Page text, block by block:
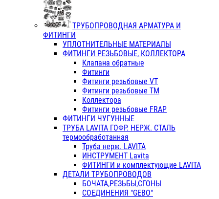
ТРУБОПРОВОДНАЯ АРМАТУРА И
ФИТИНГИ
УПЛОТНИТЕЛЬНЫЕ МАТЕРИАЛЫ
ФИТИНГИ РЕЗЬБОВЫЕ, КОЛЛЕКТОРА
Клапана обратные
Фитинги
Фитинги резьбовые VT
Фитинги резьбовые ТМ
Коллектора
Фитинги резьбовые FRAP
ФИТИНГИ ЧУГУННЫЕ
ТРУБА LAVITA ГОФР. НЕРЖ. СТАЛЬ
термообработанная
Труба нерж. LAVITA
ИНСТРУМЕНТ Lavita
ФИТИНГИ и комплектующие LAVITA
ДЕТАЛИ ТРУБОПРОВОДОВ
БОЧАТА,РЕЗЬБЫ,СГОНЫ
СОЕДИНЕНИЯ "GEBO"